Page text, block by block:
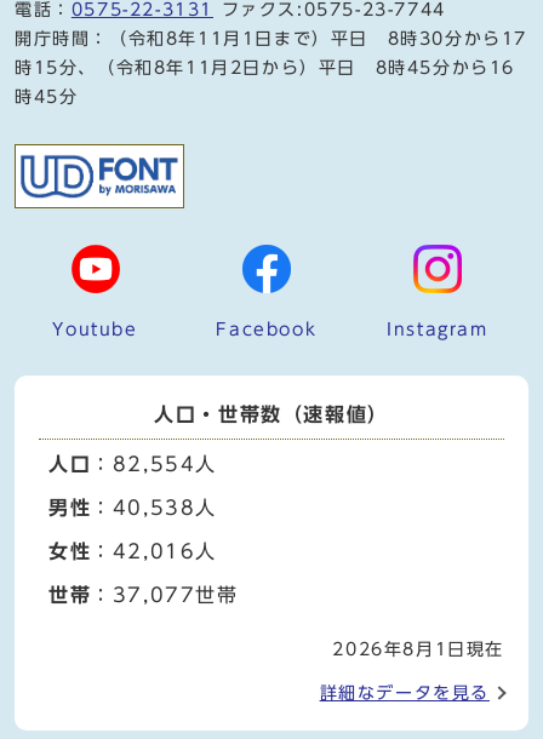
電話： 0575-22-3131
ファクス:0575-23-7744
開庁時間：（令和8年11月1日まで）平日 8時30分から17
時15分、（令和8年11月2日から）平日 8時45分から16
時45分
Youtube Facebook Instagram
人口・世帯数（速報値）
人口 ：82,554人
男性 ：40,538人
女性 ：42,016人
世帯 ：37,077世帯
2026年8月1日現在
詳細なデータを見る